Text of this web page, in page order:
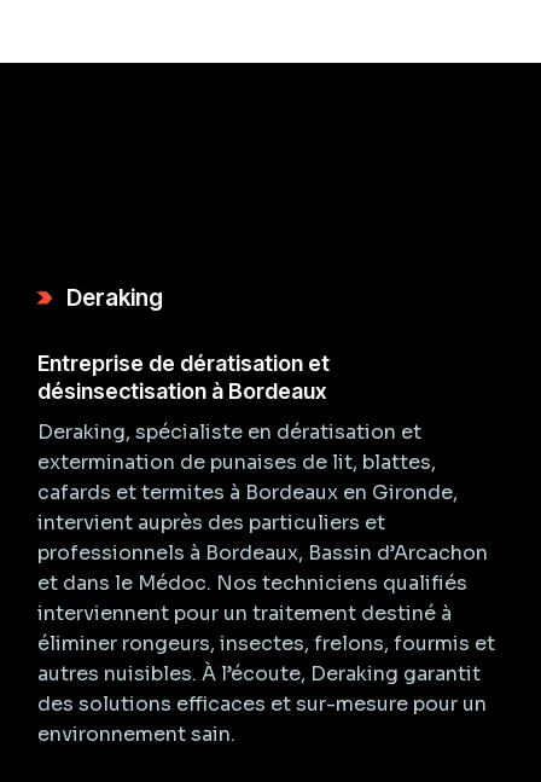
Deraking
Entreprise de dératisation et
désinsectisation à Bordeaux
Deraking, spécialiste en dératisation et
extermination de punaises de lit, blattes,
cafards et termites à Bordeaux en Gironde,
intervient auprès des particuliers et
professionnels à Bordeaux, Bassin d’Arcachon
et dans le Médoc. Nos techniciens qualifiés
interviennent pour un traitement destiné à
éliminer rongeurs, insectes, frelons, fourmis et
autres nuisibles. À l’écoute, Deraking garantit
des solutions efficaces et sur-mesure pour un
environnement sain.